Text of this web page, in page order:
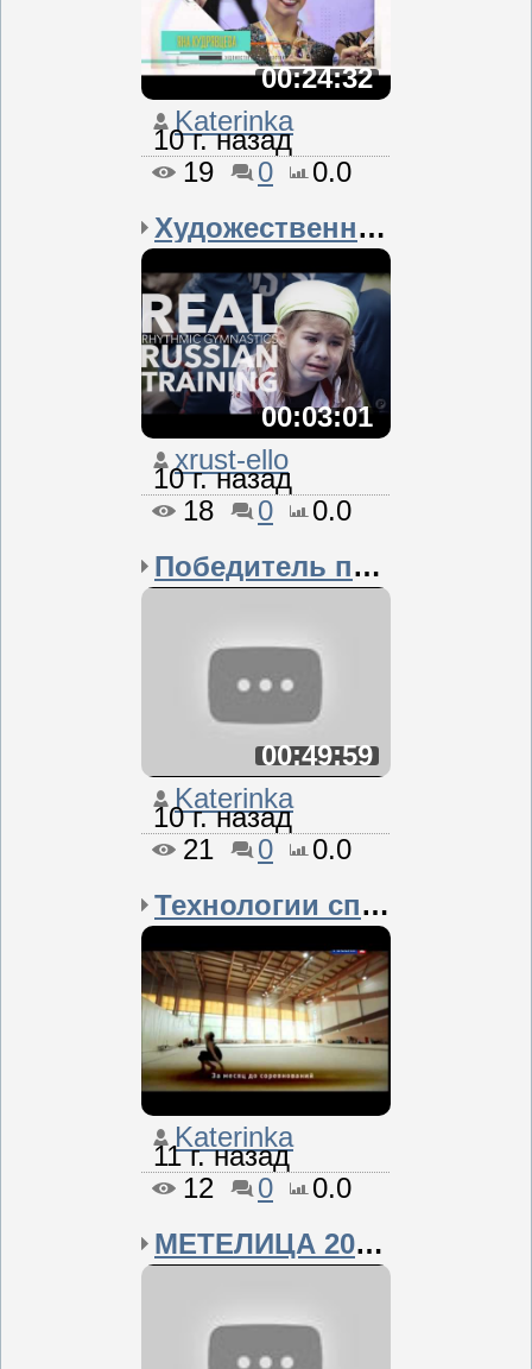
00:24:32
Katerinka
10 г. назад
19
0
0.0
Художественная гимнасти...
00:03:01
xrust-ello
10 г. назад
18
0
0.0
Победитель получает всё
00:49:59
Katerinka
10 г. назад
21
0
0.0
Технологии спорта
Katerinka
11 г. назад
12
0
0.0
МЕТЕЛИЦА 2015 / Highlig...